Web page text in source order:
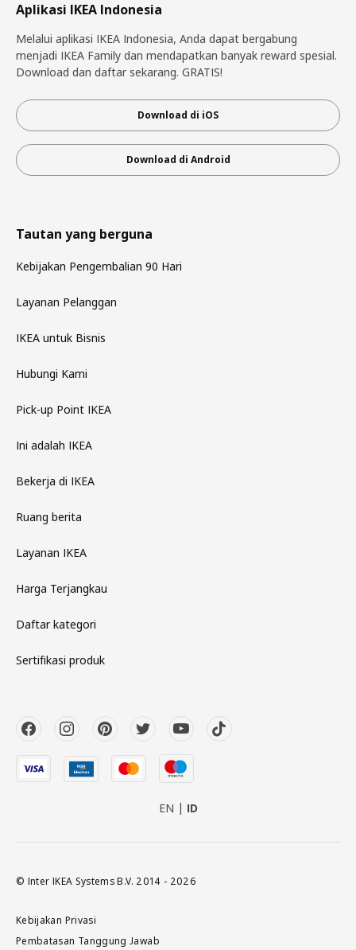
Aplikasi IKEA Indonesia
Melalui aplikasi IKEA Indonesia, Anda dapat bergabung
menjadi IKEA Family dan mendapatkan banyak reward spesial.
Download dan daftar sekarang. GRATIS!
Download di iOS
Download di Android
Tautan yang berguna
Kebijakan Pengembalian 90 Hari
Layanan Pelanggan
IKEA untuk Bisnis
Hubungi Kami
Pick-up Point IKEA
Ini adalah IKEA
Bekerja di IKEA
Ruang berita
Layanan IKEA
Harga Terjangkau
Daftar kategori
Sertifikasi produk
EN ID
© Inter IKEA Systems B.V. 2014 - 2026
Kebijakan Privasi
Pembatasan Tanggung Jawab